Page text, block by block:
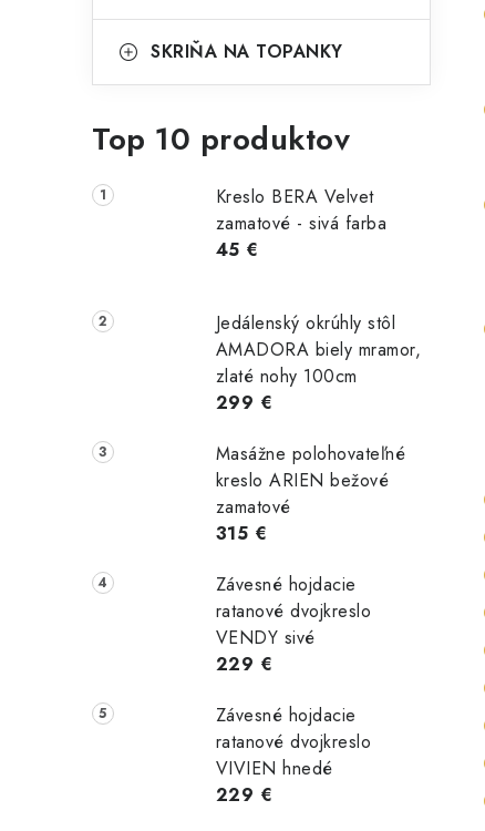
SKRIŇA NA TOPANKY
Top 10 produktov
Kreslo BERA Velvet
zamatové - sivá farba
45 €
Jedálenský okrúhly stôl
AMADORA biely mramor,
zlaté nohy 100cm
299 €
Masážne polohovateľné
kreslo ARIEN bežové
zamatové
315 €
Závesné hojdacie
ratanové dvojkreslo
VENDY sivé
229 €
Závesné hojdacie
ratanové dvojkreslo
VIVIEN hnedé
229 €